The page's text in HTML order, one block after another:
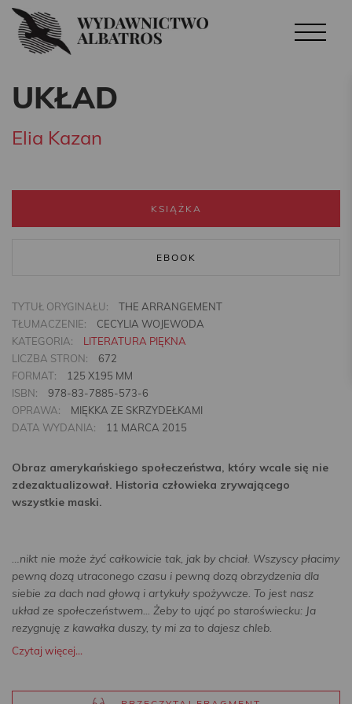
UKŁAD
Elia Kazan
KSIĄŻKA
EBOOK
TYTUŁ ORYGINAŁU:
THE ARRANGEMENT
TŁUMACZENIE:
CECYLIA WOJEWODA
KATEGORIA:
LITERATURA PIĘKNA
LICZBA STRON:
672
FORMAT:
125 X195 MM
ISBN:
978-83-7885-573-6
OPRAWA:
MIĘKKA ZE SKRZYDEŁKAMI
DATA WYDANIA:
11 MARCA 2015
Obraz amerykańskiego społeczeństwa, który wcale się nie
zdezaktualizował. Historia człowieka zrywającego
wszystkie maski.
…nikt nie może żyć całkowicie tak, jak by chciał. Wszyscy płacimy
pewną dozą utraconego czasu i pewną dozą obrzydzenia dla
siebie za dach nad głową i artykuły spożywcze. To jest nasz
układ ze społeczeństwem... Żeby to ująć po staroświecku: Ja
rezygnuję z kawałka duszy, ty mi za to dajesz chleb.
Czytaj więcej...